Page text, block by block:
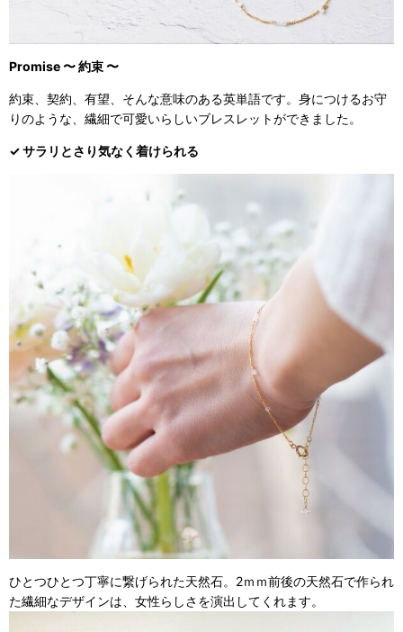
Promise 〜 約束 〜
約束、契約、有望、そんな意味のある英単語です。身につけるお守
りのような、繊細で可愛いらしいブレスレットができました。
✓ サラリとさり気なく着けられる
ひとつひとつ丁寧に繋げられた天然石。 2ｍｍ前後の天然石で作られ
た繊細なデザインは、女性らしさを演出してくれます。